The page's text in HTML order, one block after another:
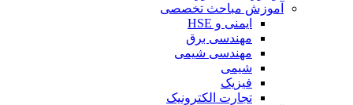
آموزش مباحث تخصصی
ایمنی و HSE
مهندسی برق
مهندسی شیمی
شیمی
فیزیک
تجارت الکترونیک